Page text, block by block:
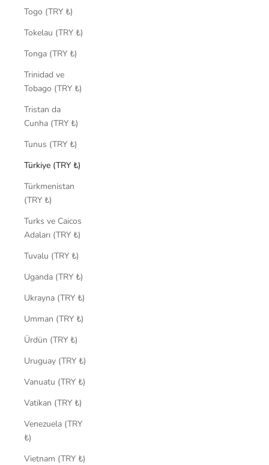
Togo (TRY ₺)
Tokelau (TRY ₺)
Tonga (TRY ₺)
Trinidad ve
Tobago (TRY ₺)
Tristan da
Cunha (TRY ₺)
Tunus (TRY ₺)
Türkiye (TRY ₺)
Türkmenistan
(TRY ₺)
Turks ve Caicos
Adaları (TRY ₺)
Tuvalu (TRY ₺)
Uganda (TRY ₺)
Ukrayna (TRY ₺)
Umman (TRY ₺)
Ürdün (TRY ₺)
Uruguay (TRY ₺)
Vanuatu (TRY ₺)
Vatikan (TRY ₺)
Venezuela (TRY
₺)
Vietnam (TRY ₺)